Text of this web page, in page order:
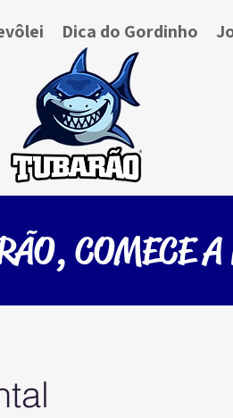
Dica do Gordinho
COMECE